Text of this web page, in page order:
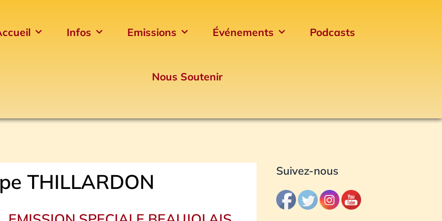
Infos Emissions Événements Podcasts
Nous Soutenir
THILLARDON Suivez-nous
Archives